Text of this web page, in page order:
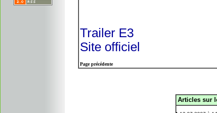
Trailer E3
Site officiel
Page précédente
Articles sur